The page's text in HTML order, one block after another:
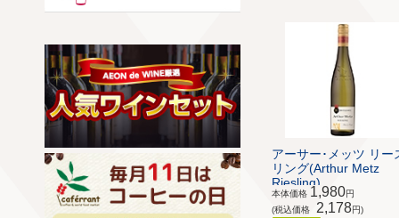
アーサー･メッツ リー
リング(Arthur Metz
Riesling)
本体価格 1,980円
(税込価格
2,178円)